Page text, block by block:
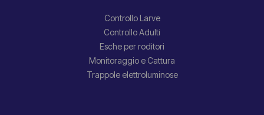
Controllo Larve
Controllo Adulti
Esche per roditori
Monitoraggio e Cattura
Trappole elettroluminose